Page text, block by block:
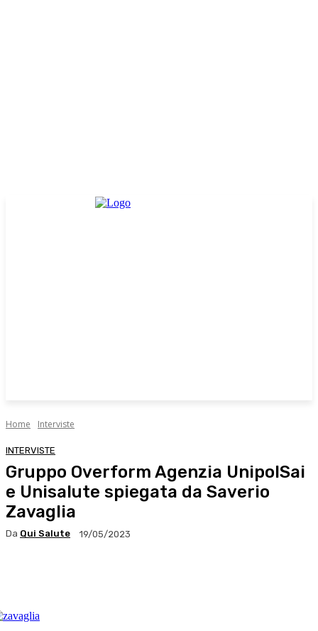
Home Interviste
INTERVISTE
Gruppo Overform Agenzia UnipolSai
e Unisalute spiegata da Saverio
Zavaglia
Da Qui Salute 19/05/2023